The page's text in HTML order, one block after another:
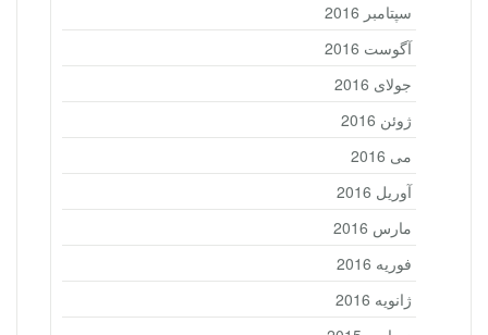
سپتامبر 2016
آگوست 2016
جولای 2016
ژوئن 2016
می 2016
آوریل 2016
مارس 2016
فوریه 2016
ژانویه 2016